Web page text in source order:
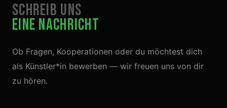
Schreib uns
eine Nachricht
Ob Fragen, Kooperationen oder du möchtest dich
als Künstler*in bewerben — wir freuen uns von dir
zu hören.